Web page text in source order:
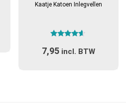
Kaatje Katoen Inlegvellen
4.40
uit 5
7,95 incl. BTW